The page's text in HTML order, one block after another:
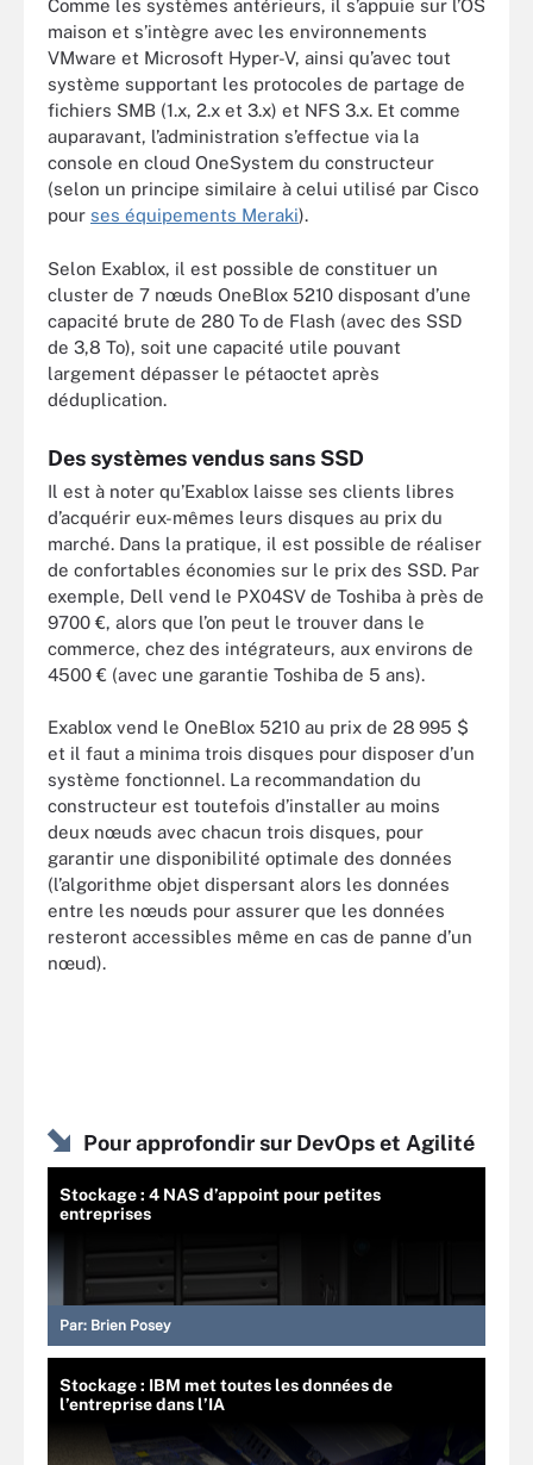
Comme les systèmes antérieurs, il s’appuie sur l’OS
maison et s’intègre avec les environnements
VMware et Microsoft Hyper-V, ainsi qu’avec tout
système supportant les protocoles de partage de
fichiers SMB (1.x, 2.x et 3.x) et NFS 3.x. Et comme
auparavant, l’administration s’effectue via la
console en cloud OneSystem du constructeur
(selon un principe similaire à celui utilisé par Cisco
pour ses équipements Meraki).
Selon Exablox, il est possible de constituer un
cluster de 7 nœuds OneBlox 5210 disposant d’une
capacité brute de 280 To de Flash (avec des SSD
de 3,8 To), soit une capacité utile pouvant
largement dépasser le pétaoctet après
déduplication.
Des systèmes vendus sans SSD
Il est à noter qu’Exablox laisse ses clients libres
d’acquérir eux-mêmes leurs disques au prix du
marché. Dans la pratique, il est possible de réaliser
de confortables économies sur le prix des SSD. Par
exemple, Dell vend le PX04SV de Toshiba à près de
9700 €, alors que l’on peut le trouver dans le
commerce, chez des intégrateurs, aux environs de
4500 € (avec une garantie Toshiba de 5 ans).
Exablox vend le OneBlox 5210 au prix de 28 995 $
et il faut a minima trois disques pour disposer d’un
système fonctionnel. La recommandation du
constructeur est toutefois d’installer au moins
deux nœuds avec chacun trois disques, pour
garantir une disponibilité optimale des données
(l’algorithme objet dispersant alors les données
entre les nœuds pour assurer que les données
resteront accessibles même en cas de panne d’un
nœud).
Pour approfondir sur DevOps et Agilité
Stockage : 4 NAS d’appoint pour petites
entreprises
Par: Brien Posey
Stockage : IBM met toutes les données de
l’entreprise dans l’IA